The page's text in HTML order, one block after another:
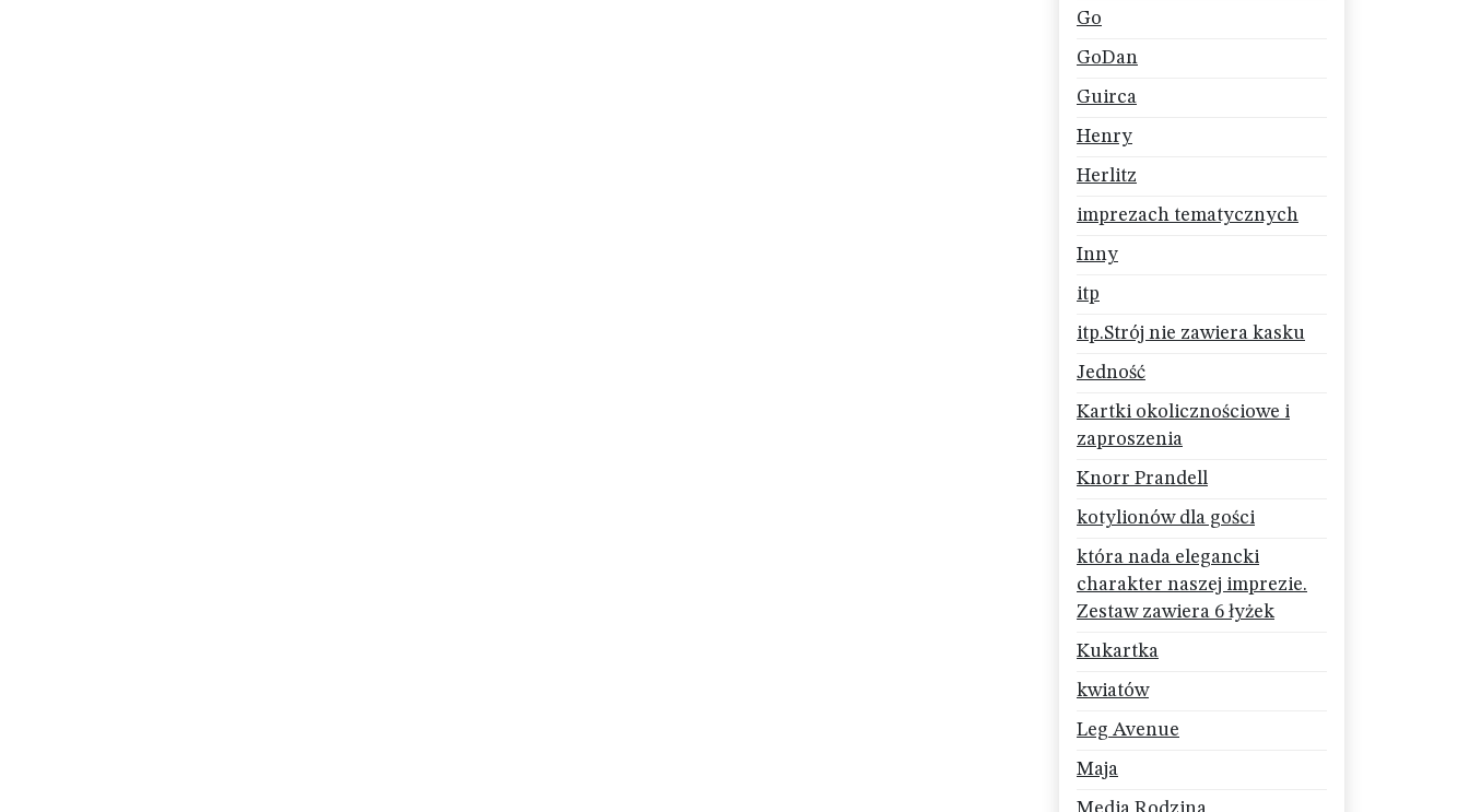
Go
GoDan
Guirca
Henry
Herlitz
imprezach tematycznych
Inny
itp
itp.Strój nie zawiera kasku
Jedność
Kartki okolicznościowe i
zaproszenia
Knorr Prandell
kotylionów dla gości
która nada elegancki
charakter naszej imprezie.
Zestaw zawiera 6 łyżek
Kukartka
kwiatów
Leg Avenue
Maja